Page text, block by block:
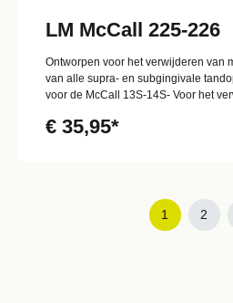
LM McCall 225-226
Ontworpen voor het verwijderen van
van alle supra- en subgingivale
voor de McCall 13S-14S- Voor het
€ 35,95*
1 2